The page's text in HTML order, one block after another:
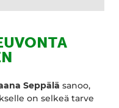
Seppälä sanoo,
on selkeä tarve